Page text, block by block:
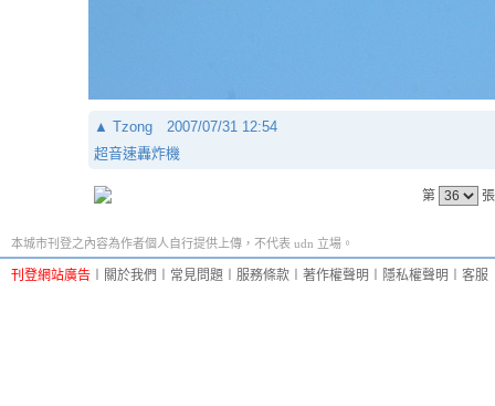
▲ Tzong
2007/07/31 12:54
超音速轟炸機
第
本城市刊登之內容為作者個人自行提供上傳，不代表 udn 立場。
刊登網站廣告 關於我們 常見問題 服務條款 著作權聲明 隱私權聲明 客服